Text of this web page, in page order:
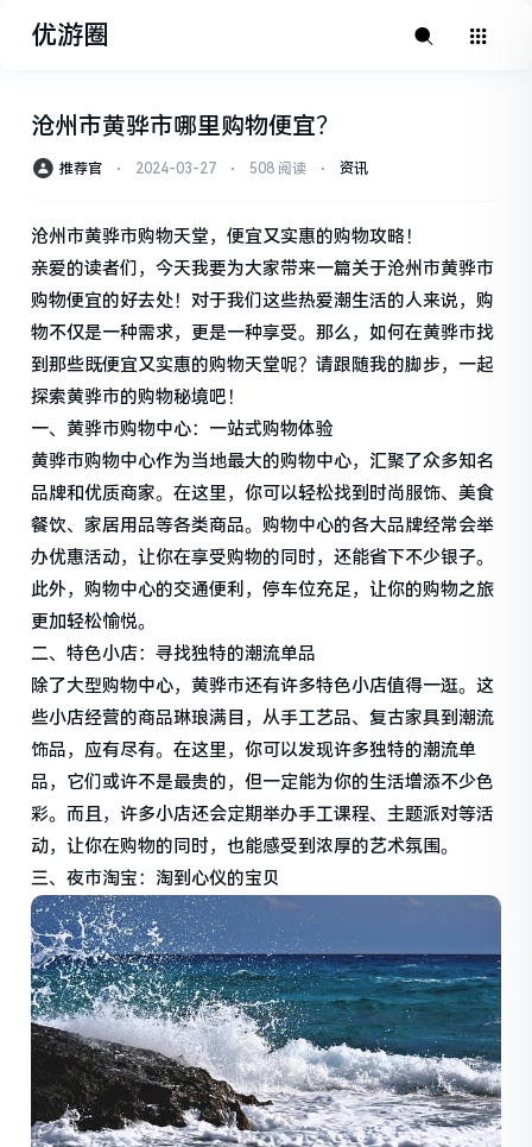
优游圈
沧州市黄骅市哪里购物便宜？
推荐官 ⋅ 2024-03-27 ⋅ 508 阅读 ⋅ 资讯
沧州市黄骅市购物天堂，便宜又实惠的购物攻略！
亲爱的读者们，今天我要为大家带来一篇关于沧州市黄骅市
购物便宜的好去处！对于我们这些热爱潮生活的人来说，购
物不仅是一种需求，更是一种享受。那么，如何在黄骅市找
到那些既便宜又实惠的购物天堂呢？请跟随我的脚步，一起
探索黄骅市的购物秘境吧！
一、黄骅市购物中心：一站式购物体验
黄骅市购物中心作为当地最大的购物中心，汇聚了众多知名
品牌和优质商家。在这里，你可以轻松找到时尚服饰、美食
餐饮、家居用品等各类商品。购物中心的各大品牌经常会举
办优惠活动，让你在享受购物的同时，还能省下不少银子。
此外，购物中心的交通便利，停车位充足，让你的购物之旅
更加轻松愉悦。
二、特色小店：寻找独特的潮流单品
除了大型购物中心，黄骅市还有许多特色小店值得一逛。这
些小店经营的商品琳琅满目，从手工艺品、复古家具到潮流
饰品，应有尽有。在这里，你可以发现许多独特的潮流单
品，它们或许不是最贵的，但一定能为你的生活增添不少色
彩。而且，许多小店还会定期举办手工课程、主题派对等活
动，让你在购物的同时，也能感受到浓厚的艺术氛围。
三、夜市淘宝：淘到心仪的宝贝